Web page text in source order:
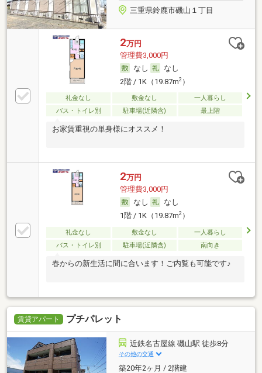
三重県鈴鹿市磯山１丁目
2万円
管理費3,000円
なし
なし
2階 / 1K（19.87m2）
礼金なし 敷金なし
一人暮らし
バス・トイレ別
駐車場(近隣含) 最上階
お家賃重視の単身様にオススメ！
2万円
管理費3,000円
なし
なし
1階 / 1K（19.87m2）
礼金なし 敷金なし
一人暮らし
バス・トイレ別
駐車場(近隣含) 南向き
春からの新生活に間に合います！ご内覧も可能です♪
賃貸アパート プチパレット
近鉄名古屋線 磯山駅 徒歩8分
その他の交通
築20年2ヶ月 / 2階建